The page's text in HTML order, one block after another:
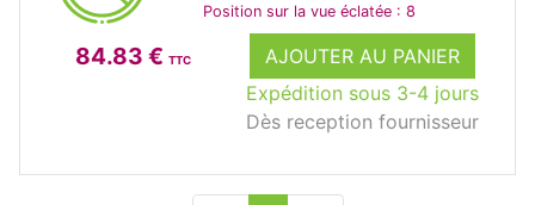
84.83 € TTC
AJOUTER AU PANIER
Expédition sous 3-4 jours
Dès reception fournisseur
Position sur la vue éclatée : 8